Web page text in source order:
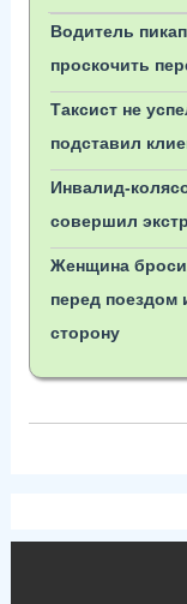
Водитель
проскочить
Таксист не
подставил
Инвалид-
совершил
Женщина
перед поездом
сторону